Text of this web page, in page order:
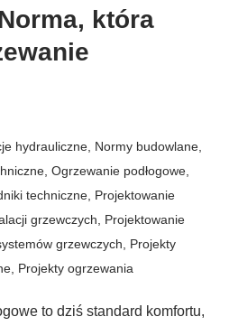
która
hydrauliczne Normy budowlane
Ogrzewanie podłogowe
techniczne Projektowanie
grzewczych
Projektowanie
grzewczych
Projekty
Projekty ogrzewania
to dziś standard komfortu,